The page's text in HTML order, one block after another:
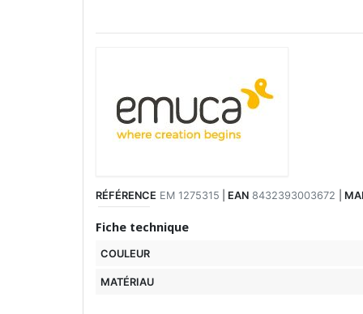
RÉFÉRENCE EM 1275315 EAN 8432393003672
Fiche technique
COULEUR
MATÉRIAU